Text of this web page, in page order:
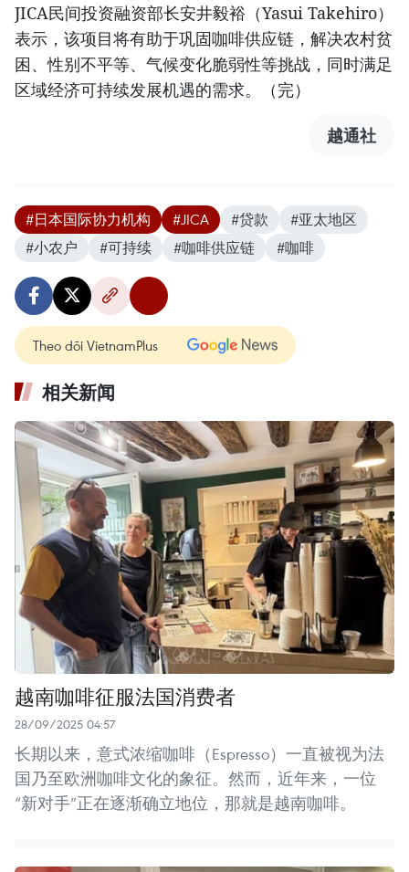
JICA民间投资融资部长安井毅裕（Yasui Takehiro）
表示，该项目将有助于巩固咖啡供应链，解决农村贫
困、性别不平等、气候变化脆弱性等挑战，同时满足
区域经济可持续发展机遇的需求。（完）
越通社
#日本国际协力机构 #JICA #贷款
#亚太地区
#小农户
#可持续 #咖啡供应链 #咖啡
Theo dõi VietnamPlus
相关新闻
越南咖啡征服法国消费者
28/09/2025 04:57
长期以来，意式浓缩咖啡（Espresso）一直被视为法
国乃至欧洲咖啡文化的象征。然而，近年来，一位
“新对手”正在逐渐确立地位，那就是越南咖啡。